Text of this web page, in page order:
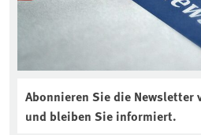
Abonnieren Sie die Newsletter
und bleiben Sie informiert.